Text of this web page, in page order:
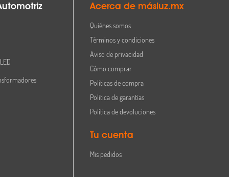
Acerca de másluz.mx
Quiénes somos
Términos y condiciones
Aviso de privacidad
Cómo comprar
Políticas de compra
Política de garantías
Política de devoluciones
Tu cuenta
Mis pedidos